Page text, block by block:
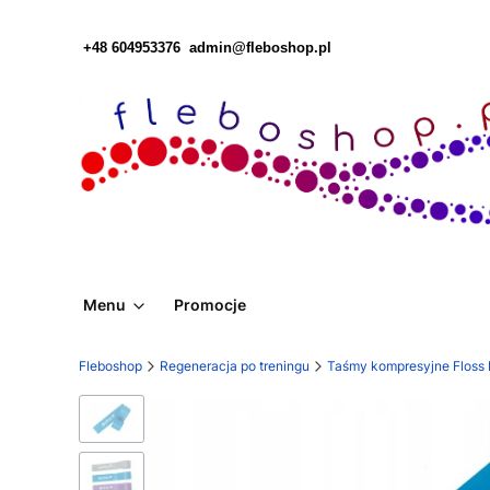
+48 604953376 admin@fleboshop.pl
Menu Promocje
Fleboshop Regeneracja po treningu Taśmy kompresyjne Floss